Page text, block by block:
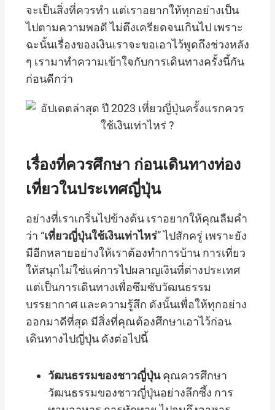
จะเป็นสิ่งที่ควรทำ แต่เราอยากให้ทุกอย่างเป็น
ไปตามความพอดี ไม่ตึงเครียดจนเกินไป เพราะ
ฉะนั้นเรื่องของเงินเราจะขอเอาไว้พูดถึงช่วงหลัง
ๆ เรามาทำความเข้าใจกับการเดินทางครั้งนี้กัน
ก่อนดีกว่า
เรื่องที่ควรศึกษา ก่อนเดินทางท่อง
เที่ยวในประเทศญี่ปุ่น
อย่างที่เราเกริ่นไปข้างต้น เราอยากให้คุณลืมคำ
ว่า “เที่ยวญี่ปุ่นใช้เงินเท่าไหร่” ไปสักครู่ เพราะยัง
มีอีกหลายอย่างให้เราต้องทำการบ้าน การเที่ยว
ให้สนุกไม่ใช่แค่การไปผลาญเงินที่ต่างประเทศ
แต่เป็นการเดินทางเพื่อซึมซับวัฒนธรรม
บรรยากาศ และความรู้สึก ดังนั้นเพื่อให้ทุกอย่าง
ออกมาดีที่สุด มีสิ่งที่คุณต้องศึกษาเอาไว้ก่อน
เดินทางไปญี่ปุ่น ดังต่อไปนี้
วัฒนธรรมของชาวญี่ปุ่นคุณควรศึกษา
วัฒนธรรมของชาวญี่ปุ่นอย่างลึกซึ้ง การ